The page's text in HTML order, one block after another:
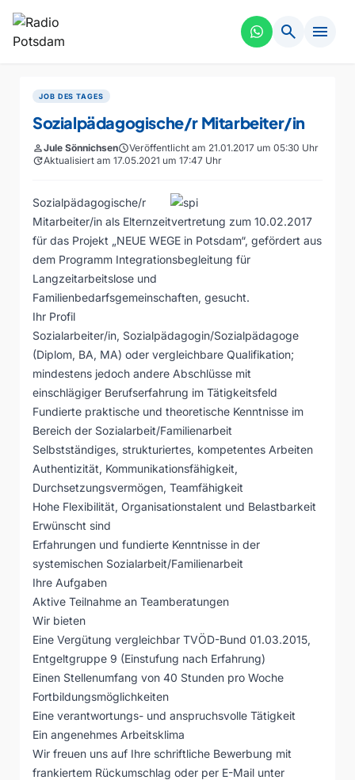
search menu
JOB DES TAGES
Sozialpädagogische/r Mitarbeiter/in
personJule SönnichsenscheduleVeröffentlicht am 21.01.2017 um 05:30 Uhr
updateAktualisiert am 17.05.2021 um 17:47 Uhr
Sozialpädagogische/r
Mitarbeiter/in als Elternzeitvertretung zum 10.02.2017
für das Projekt „NEUE WEGE in Potsdam“, gefördert aus
dem Programm Integrationsbegleitung für
Langzeitarbeitslose und
Familienbedarfsgemeinschaften, gesucht.
Ihr Profil
Sozialarbeiter/in, Sozialpädagogin/Sozialpädagoge
(Diplom, BA, MA) oder vergleichbare Qualifikation;
mindestens jedoch andere Abschlüsse mit
einschlägiger Berufserfahrung im Tätigkeitsfeld
Fundierte praktische und theoretische Kenntnisse im
Bereich der Sozialarbeit/Familienarbeit
Selbstständiges, strukturiertes, kompetentes Arbeiten
Authentizität, Kommunikationsfähigkeit,
Durchsetzungsvermögen, Teamfähigkeit
Hohe Flexibilität, Organisationstalent und Belastbarkeit
Erwünscht sind
Erfahrungen und fundierte Kenntnisse in der
systemischen Sozialarbeit/Familienarbeit
Ihre Aufgaben
Aktive Teilnahme an Teamberatungen
Wir bieten
Eine Vergütung vergleichbar TVÖD-Bund 01.03.2015,
Entgeltgruppe 9 (Einstufung nach Erfahrung)
Einen Stellenumfang von 40 Stunden pro Woche
Fortbildungsmöglichkeiten
Eine verantwortungs- und anspruchsvolle Tätigkeit
Ein angenehmes Arbeitsklima
Wir freuen uns auf Ihre schriftliche Bewerbung mit
frankiertem Rückumschlag oder per E-Mail unter